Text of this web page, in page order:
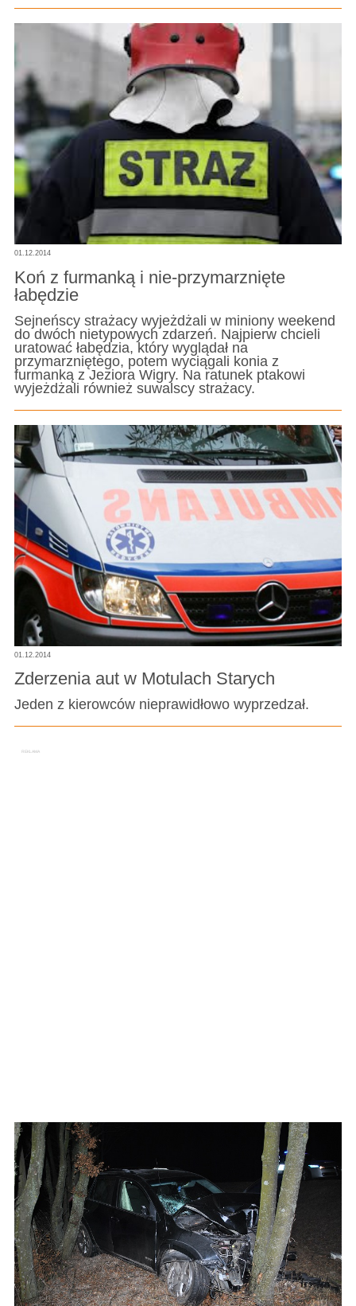
01.12.2014
Koń z furmanką i nie-przymarznięte
łabędzie
Sejneńscy strażacy wyjeżdżali w miniony weekend
do dwóch nietypowych zdarzeń. Najpierw chcieli
uratować łabędzia, który wyglądał na
przymarzniętego, potem wyciągali konia z
furmanką z Jeziora Wigry. Na ratunek ptakowi
wyjeżdżali również suwalscy strażacy.
01.12.2014
Zderzenia aut w Motulach Starych
Jeden z kierowców nieprawidłowo wyprzedzał.